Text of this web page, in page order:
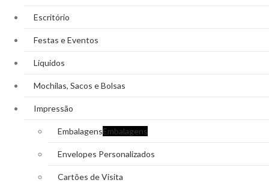
Escritório
Festas e Eventos
Líquidos
Mochilas, Sacos e Bolsas
Impressão
EmbalagensEmbalagens
Envelopes Personalizados
Cartões de Visita